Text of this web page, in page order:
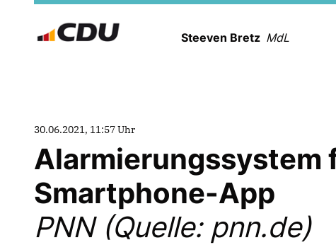
Steeven Bretz MdL
30.06.2021, 11:57 Uhr
Alarmierungssystem
Smartphone-App
PNN (Quelle: pnn.de)